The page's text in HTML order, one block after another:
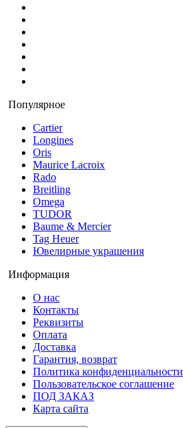
Популярное
Cartier
Longines
Oris
Maurice Lacroix
Rado
Breitling
Omega
TUDOR
Baume & Mercier
Tag Heuer
Ювелирные украшения
Информация
О нас
Контакты
Реквизиты
Оплата
Доставка
Гарантия, возврат
Политика конфиденциальности
Пользовательское соглашение
ПОД ЗАКАЗ
Карта сайта